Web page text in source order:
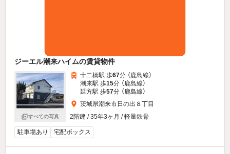
ジーエル潮来ハイムの賃貸物件
すべての写真
十二橋駅 歩67分 （鹿島線）
潮来駅 歩15分 （鹿島線）
延方駅 歩57分 （鹿島線）
茨城県潮来市日の出８丁目
2階建 / 35年3ヶ月 / 軽量鉄骨
駐車場あり 宅配ボックス